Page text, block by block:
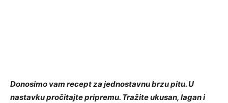
Donosimo vam recept za jednostavnu brzu pitu. U
nastavku pročitajte pripremu. Tražite ukusan, lagan i